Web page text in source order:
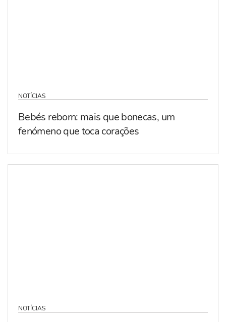
NOTÍCIAS
Bebés reborn: mais que bonecas, um
fenómeno que toca corações
NOTÍCIAS